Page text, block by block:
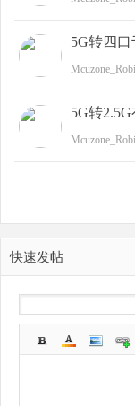
5G转四
5G转
快速发帖